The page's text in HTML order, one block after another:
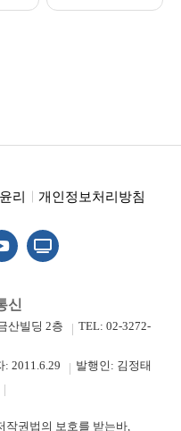
리 개인정보처리방침
신
산빌딩 2층
TEL: 02-3272-
: 2011.6.29
발행인: 김정태
작권법의 보호를 받는바,